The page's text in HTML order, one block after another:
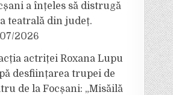
a înțeles să distrugă
teatrală din județ.
2026
actriței Roxana Lupu
desființarea trupei de
de la Focșani: „Misăilă